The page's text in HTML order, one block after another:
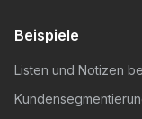
Beispiele
Listen und Notizen